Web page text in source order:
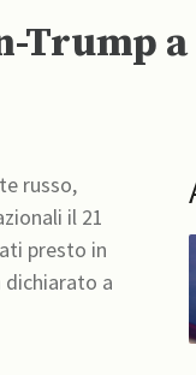
Trump a
russo,
il 21
presto in